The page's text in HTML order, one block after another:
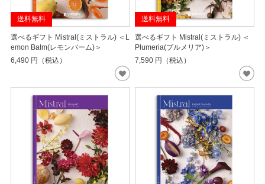
送料無料
選べるギフト Mistral(ミストラル) ＜L
emon Balm(レモンバーム)＞
6,490 円（税込）
送料無料
選べるギフト Mistral(ミストラル) ＜
Plumeria(プルメリア)＞
7,590 円（税込）